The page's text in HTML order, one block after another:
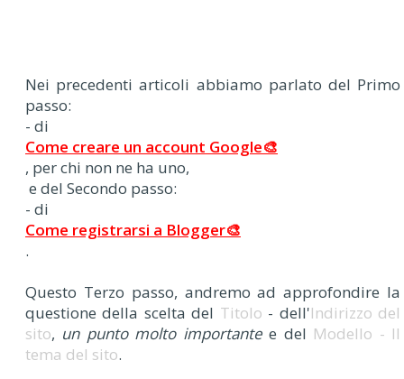
Nei precedenti articoli abbiamo parlato del Primo
passo:
- di
Come creare un account Google🎨
, per chi non ne ha uno,
e del Secondo passo:
- di
Come registrarsi a Blogger🎨
.
Questo Terzo passo, andremo ad approfondire la
questione della scelta del Titolo - dell'Indirizzo del
sito, un punto molto importantee del Modello - Il
tema del sito.